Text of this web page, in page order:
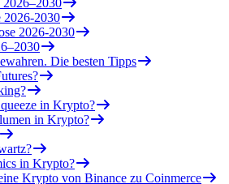
2026–2030
2026-2030
2026-2030
Die besten Tipps
in Krypto?
in Krypto?
in Krypto?
Krypto von Binance zu Coinmerce